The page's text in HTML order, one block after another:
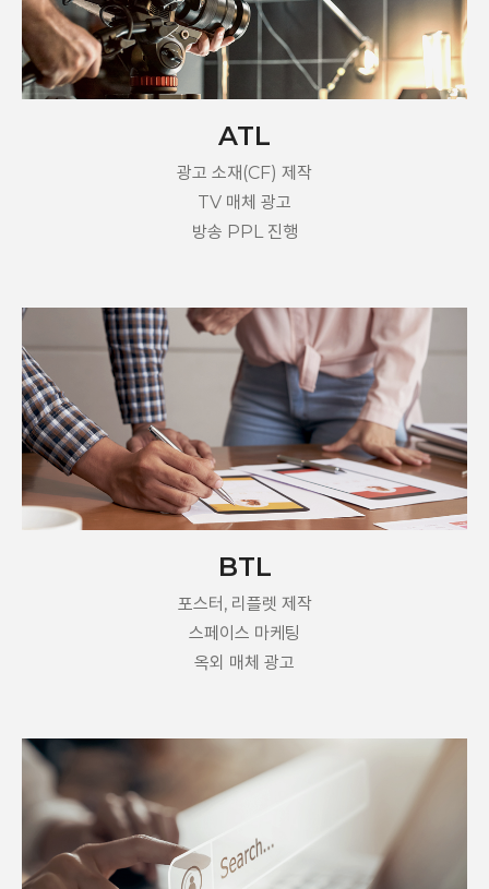
ATL
광고 소재(CF) 제작
TV 매체 광고
방송 PPL 진행
BTL
포스터, 리플렛 제작
스페이스 마케팅
옥외 매체 광고